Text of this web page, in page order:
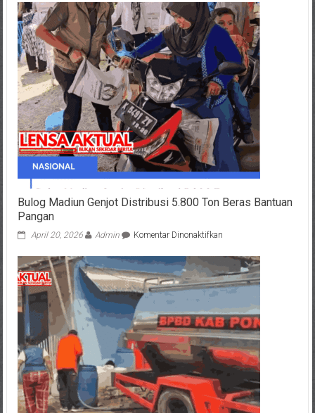
Bulog Madiun Genjot Distribusi 5.800 Ton Beras Bantuan
Pangan
April 20, 2026 Admin Komentar Dinonaktifkanpada
Madiun
Genjot
Distribusi
Ton
Beras
Bantuan
Pangan